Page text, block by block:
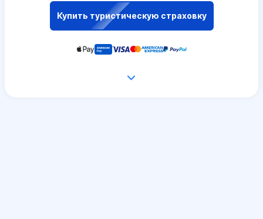
Купить туристическую страховку